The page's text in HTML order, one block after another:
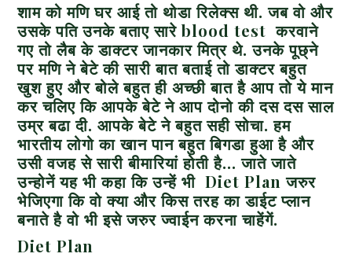
शाम को मणि घर आई तो थोडा रिलेक्स थी. जब वो और
उसके पति उनके बताए सारे blood test करवाने
गए तो लैब के डाक्टर जानकार मित्र थे. उनके पूछ्ने
पर मणि ने बेटे की सारी बात बताई तो डाक्टर बहुत
खुश हुए और बोले बहुत ही अच्छी बात है आप तो ये मान
कर चलिए कि आपके बेटे ने आप दोनो की दस दस साल
उम्र बढा दी. आपके बेटे ने बहुत सही सोचा. हम
भारतीय लोगो का खान पान बहुत बिगडा हुआ है और
उसी वजह से सारी बीमारियां होती है… जाते जाते
उन्होनें यह भी कहा कि उन्हें भी Diet Plan जरुर
भेजिएगा कि वो क्या और किस तरह का डाईट प्लान
बनाते है वो भी इसे जरुर ज्वाईन करना चाहेंगें.
Diet Plan